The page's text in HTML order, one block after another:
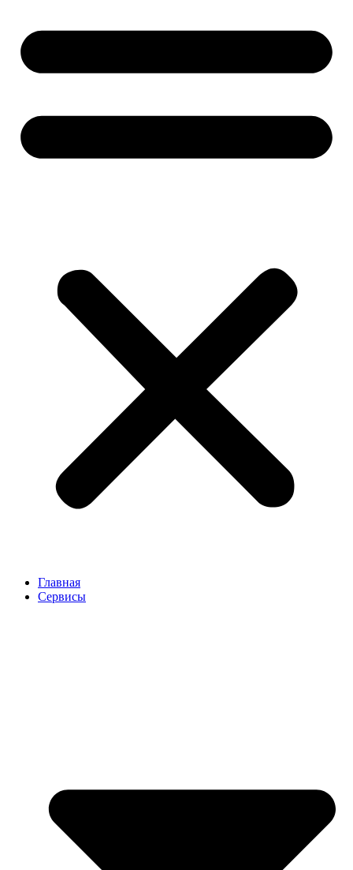
Главная
Сервисы